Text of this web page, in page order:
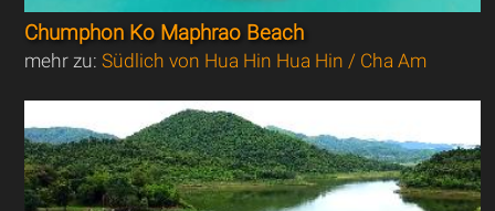
Chumphon Ko Maphrao Beach
mehr zu:Südlich von Hua Hin Hua Hin / Cha Am